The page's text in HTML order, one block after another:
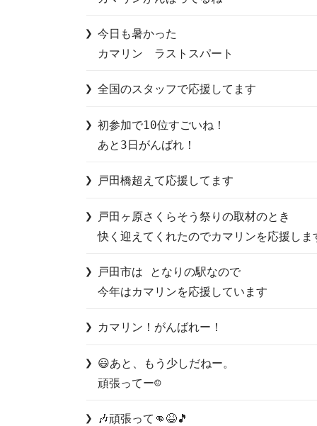
今日も暑かった
カマリン　ラストスパート
全国のスタッフで応援してます
初参加で10位すごいね！
あと3日がんばれ！
戸田橋超えて応援してます
戸田ヶ原さくらそう祭りの取材のとき
快く迎えてくれたのでカマリンを応援しま
戸田市は となりの駅なので
今年はカマリンを応援しています
カマリン！がんばれー！
😃あと、もう少しだねー。
頑張ってー☺️
🎶頑張って👊😆🎵